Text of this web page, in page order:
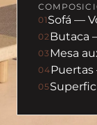
01 Sofá —
02 Butaca
03 Mesa
04Puertas
05